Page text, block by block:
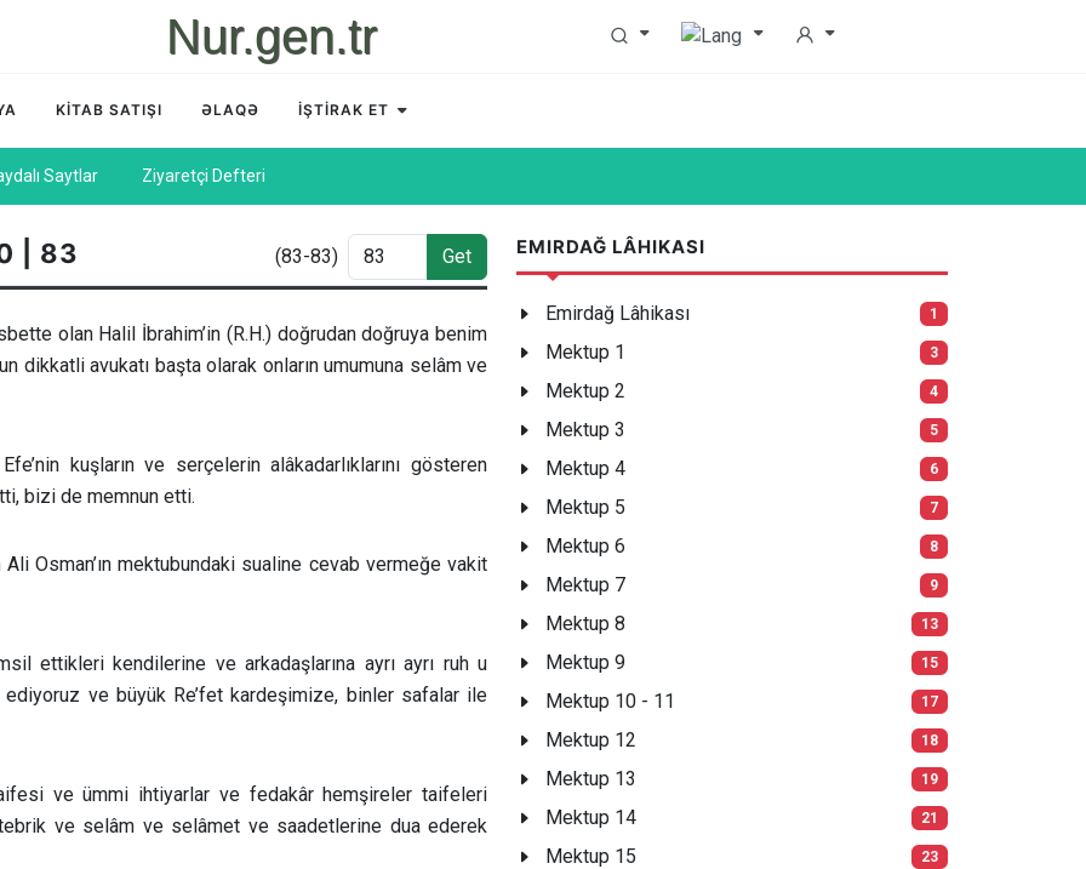
Nur.gen.tr
KİTAB SATIŞI ƏLAQƏ İŞTİRAK ET
Saytlar Ziyaretçi Defteri
| 83 (83-83) Get
olan Halil İbrahim’in (R.H.) doğrudan doğruya benim
dikkatli avukatı başta olarak onların umumuna selâm ve
kuşların ve serçelerin alâkadarlıklarını gösteren
bizi de memnun etti.
Osman’ın mektubundaki sualine cevab vermeğe vakit
ettikleri kendilerine ve arkadaşlarına ayrı ayrı ruh u
ediyoruz ve büyük Re’fet kardeşimize, binler safalar ile
ve ümmi ihtiyarlar ve fedakâr hemşireler taifeleri
tebrik ve selâm ve selâmet ve saadetlerine dua ederek
EMIRDAĞ LÂHIKASI
Emirdağ Lâhikası 1
Mektup 1 3
Mektup 2 4
Mektup 3 5
Mektup 4 6
Mektup 5 7
Mektup 6 8
Mektup 7 9
Mektup 8 13
Mektup 9 15
Mektup 10 - 11 17
Mektup 12 18
Mektup 13 19
Mektup 14 21
Mektup 15 23